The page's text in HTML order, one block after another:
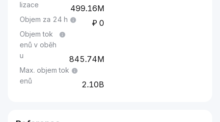
lizace
499.16M
Objem za 24 h 0
Objem tok
enů v oběh
u
845.74M
Max. objem tok
enů
2.10B